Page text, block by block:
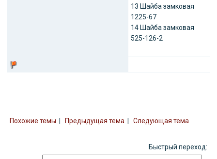
13 Шайба замковая
1225-67
14 Шайба замковая
525-126-2
Похожие темы Предыдущая тема Следующая тема
Быстрый переход: